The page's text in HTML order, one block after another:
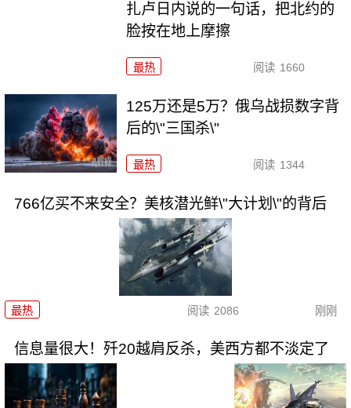
扎卢日内说的一句话，把北约的
脸按在地上摩擦
最热 阅读 1660
125万还是5万？俄乌战损数字背
后的\"三国杀\"
最热 阅读 1344
766亿买不来安全？美核潜光鲜\"大计划\"的背后
最热 阅读 2086 刚刚
信息量很大！歼20越肩反杀，美西方都不淡定了